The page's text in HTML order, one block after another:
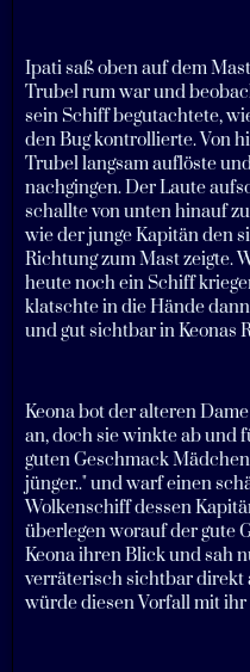
Ipati saß oben auf dem
Trubel rum war und
sein Schiff begutachtete,
den Bug kontrollierte. Von
Trubel langsam auflöste
nachgingen. Der Laute
schallte von unten hinauf
wie der junge Kapitän den
Richtung zum Mast zeigte.
heute noch ein Schiff
klatschte in die Hände
und gut sichtbar in Keonas
Keona bot der alteren
an, doch sie winkte ab und
guten Geschmack
jünger.." und warf einen
Wolkenschiff dessen
überlegen worauf der gute
Keona ihren Blick und sah
verräterisch sichtbar direkt
würde diesen Vorfall mit